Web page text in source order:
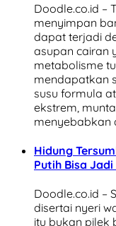
Doodle.co.id –
menyimpan
dapat terjadi
asupan cairan
metabolisme
mendapatkan
susu formula
ekstrem,
menyebabkan
Hidung
Putih Bisa
Doodle.co.id –
disertai nyeri
itu bukan pilek